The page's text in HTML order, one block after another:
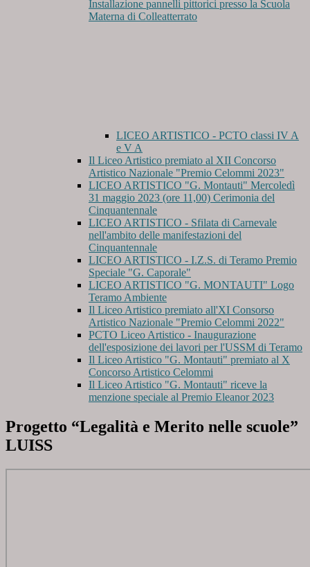
Installazione pannelli pittorici presso la Scuola
Materna di Colleatterrato
LICEO ARTISTICO - PCTO classi IV A
e V A
Il Liceo Artistico premiato al XII Concorso
Artistico Nazionale "Premio Celommi 2023"
LICEO ARTISTICO "G. Montauti" Mercoledì
31 maggio 2023 (ore 11,00) Cerimonia del
Cinquantennale
LICEO ARTISTICO - Sfilata di Carnevale
nell'ambito delle manifestazioni del
Cinquantennale
LICEO ARTISTICO - I.Z.S. di Teramo Premio
Speciale "G. Caporale"
LICEO ARTISTICO "G. MONTAUTI" Logo
Teramo Ambiente
Il Liceo Artistico premiato all'XI Consorso
Artistico Nazionale "Premio Celommi 2022"
PCTO Liceo Artistico - Inaugurazione
dell'esposizione dei lavori per l'USSM di Teramo
Il Liceo Artistico "G. Montauti" premiato al X
Concorso Artistico Celommi
Il Liceo Artistico "G. Montauti" riceve la
menzione speciale al Premio Eleanor 2023
Progetto “Legalità e Merito nelle scuole”
LUISS